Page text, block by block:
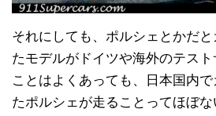
それにしても、ポルシェとかだ
たモデルがドイツや海外のテス
ことはよくあっても、日本国内
たポルシェが走ることってほぼ